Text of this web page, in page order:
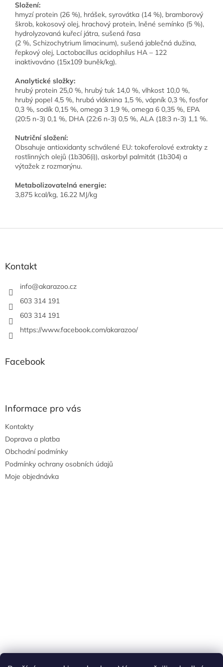
Složení:
hmyzí protein (26 %), hrášek, syrovátka (14 %), bramborový
škrob, kokosový olej, hrachový protein, lněné semínko (5 %),
hydrolyzovaná kuřecí játra, sušená řasa
(2 %, Schizochytrium limacinum), sušená jablečná dužina,
řepkový olej, Lactobacillus acidophilus HA – 122
inaktivováno (15x109 buněk/kg).
Analytické složky:
hrubý protein 25,0 %, hrubý tuk 14,0 %, vlhkost 10,0 %,
hrubý popel 4,5 %, hrubá vláknina 1,5 %, vápník 0,3 %, fosfor
0,3 %, sodík 0,15 %, omega 3 1,9 %, omega 6 0,35 %, EPA
(20:5 n-3) 0,1 %, DHA (22:6 n-3) 0,5 %, ALA (18:3 n-3) 1,1 %.
Nutriční složení:
Obsahuje antioxidanty schválené EU: tokoferolové extrakty z
rostlinných olejů (1b306(i)), askorbyl palmitát (1b304) a
výtažek z rozmarýnu.
Metabolizovatelná energie:
3,875 kcal/kg, 16.22 MJ/kg
Kontakt
info@akarazoo.cz
603 314 191
603 314 191
https://www.facebook.com/akarazoo/
Facebook
Informace pro vás
Kontakty
Doprava a platba
Obchodní podmínky
Podmínky ochrany osobních údajů
Moje objednávka